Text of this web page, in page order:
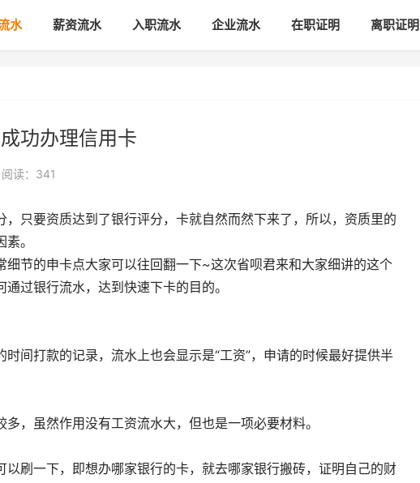
水 薪资流水 入职流水 企业流水 在职证明 离职证明
功办理信用卡
阅读：341
只要资质达到了银行评分，卡就自然而然下来了，所以，资质里的
。
节的申卡点大家可以往回翻一下~这次省呗君来和大家细讲的这个
过银行流水，达到快速下卡的目的。
打款的记录，流水上也会显示是“工资”，申请的时候最好提供半
虽然作用没有工资流水大，但也是一项必要材料。
刷一下，即想办哪家银行的卡，就去哪家银行搬砖，证明自己的财